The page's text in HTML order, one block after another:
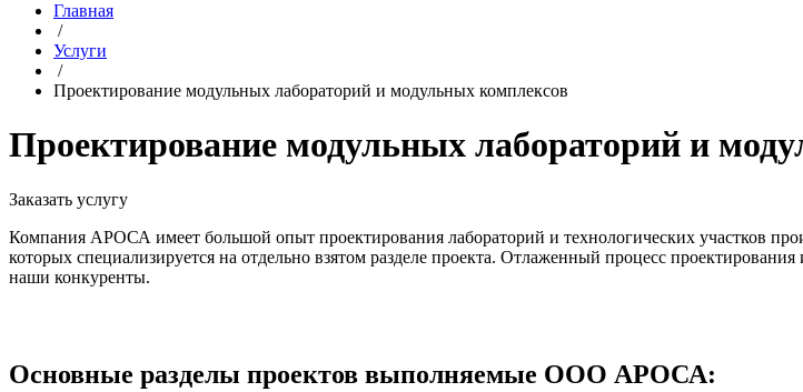
Главная
/
Услуги
/
Проектирование модульных лабораторий и модульных комплексов
Проектирование модульных лабораторий и
Заказать услугу
Компания АРОСА имеет большой опыт проектирования лабораторий и технологических участков
которых специализируется на отдельно взятом разделе проекта. Отлаженный процесс
наши конкуренты.
Основные разделы проектов выполняемые ООО АРОСА: